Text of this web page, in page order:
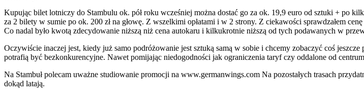
Kupując bilet lotniczy do Stambulu ok. pół roku wcześniej można dostać go za ok. 19,9 euro od sztuki + po
za 2 bilety w sumie po ok. 200 zł na głowę. Z wszelkimi opłatami i w 2 strony. Z ciekawości sprawdzałem
Co nadal było kwotą zdecydowanie niższą niż cena autokaru i kilkukrotnie niższą od tych podawanych w
Oczywiście inaczej jest, kiedy już samo podróżowanie jest sztuką samą w sobie i chcemy zobaczyć coś
potrafią być bezkonkurencyjne. Nawet pomijając niedogodności jak ograniczenia taryf czy oddalone od
Na Stambuł polecam uważne studiowanie promocji na www.germanwings.com Na pozostałych trasach
dokąd latają.